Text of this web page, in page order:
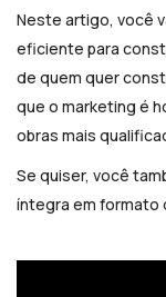
Neste artigo, você
eficiente para
de quem quer
que o marketing é
obras mais
Se quiser, você
íntegra em formato